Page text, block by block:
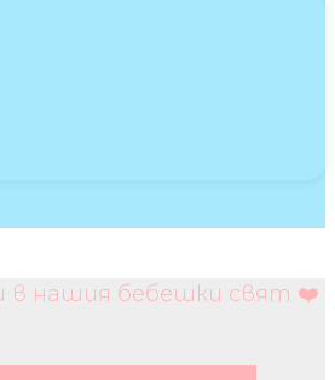
в нашия бебешки свят ❤️